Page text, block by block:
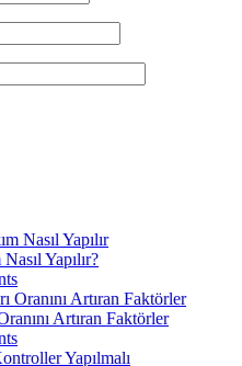
Yapılır?
Artıran Faktörler